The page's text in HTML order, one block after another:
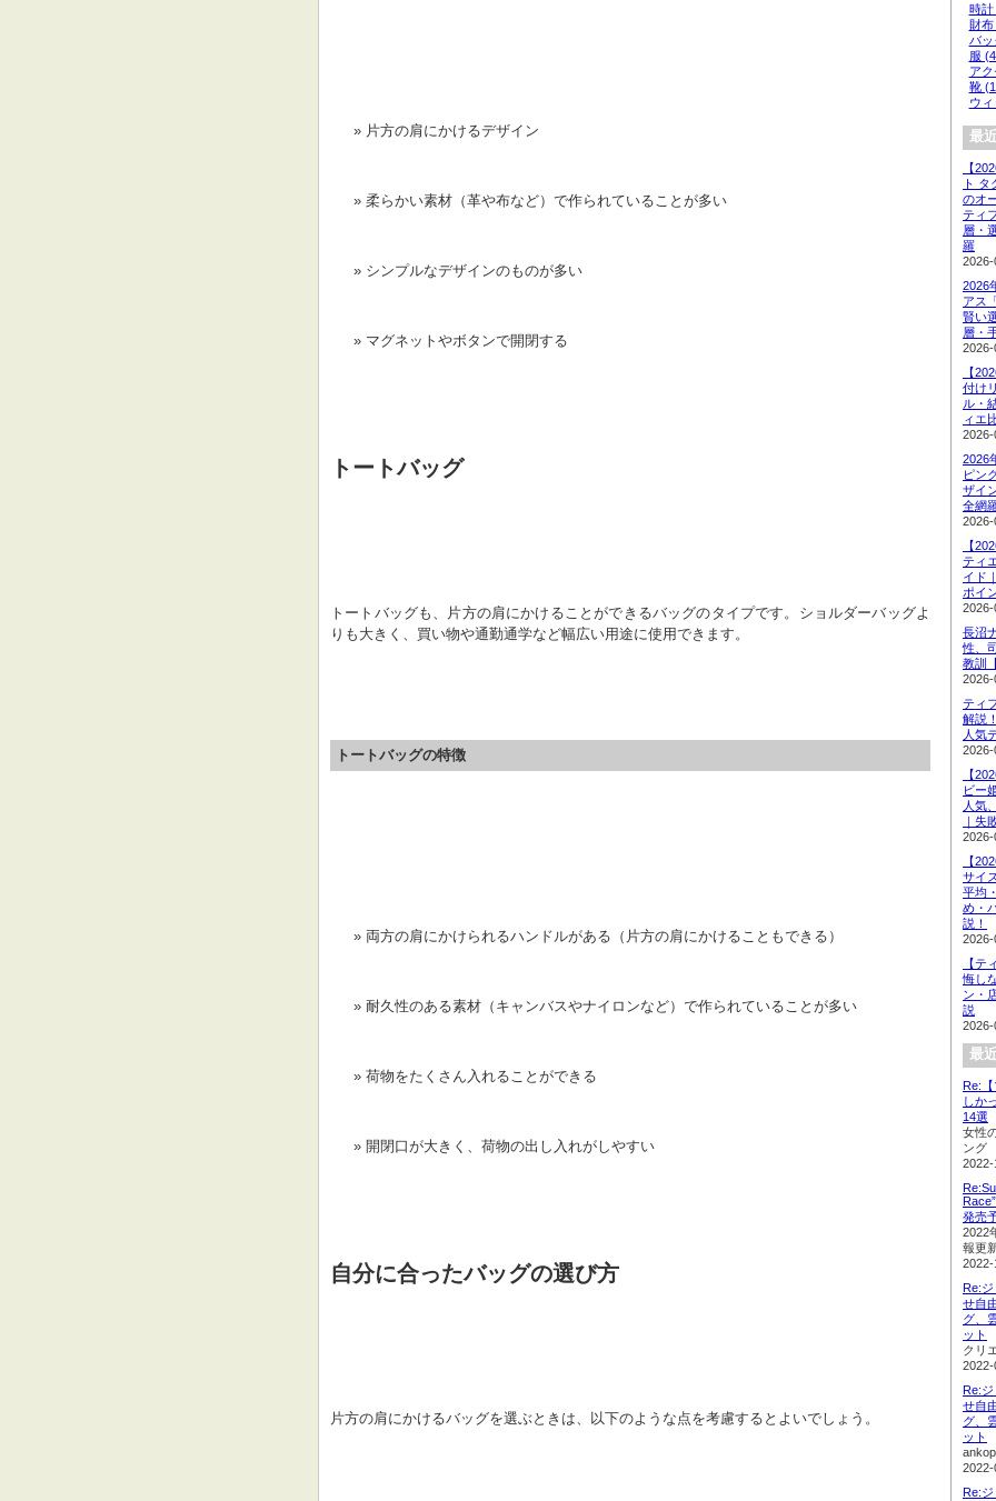
片方の肩にかけるデザイン
柔らかい素材（革や布など）で作られていることが多い
シンプルなデザインのものが多い
マグネットやボタンで開閉する
トートバッグ
トートバッグも、片方の肩にかけることができるバッグのタイプです。ショルダーバッグよ
りも大きく、買い物や通勤通学など幅広い用途に使用できます。
トートバッグの特徴
両方の肩にかけられるハンドルがある（片方の肩にかけることもできる）
耐久性のある素材（キャンバスやナイロンなど）で作られていることが多い
荷物をたくさん入れることができる
開閉口が大きく、荷物の出し入れがしやすい
自分に合ったバッグの選び方
片方の肩にかけるバッグを選ぶときは、以下のような点を考慮するとよいでしょう。
時計
財布
バッ
服
ア
靴
ウ
最
【
ト
のオ
ティ
層・
羅
2026-
2026
アス
賢い
層・
2026-
【
付け
ル・
ィエ
2026-
2026
ピン
ザイ
全網
2026-
【
ティ
イド
ポイ
2026-
長沼
性、
教訓
2026-
ティ
解説
人気
2026-
【
ビー
人気
｜失
2026-
【
サイ
平均
め・
説！
2026-
【テ
悔し
ン・
説
2026-
最
Re:
しか
14選
女性
ング
2022-
発売
2022
報更
2022-
Re:ジ
せ自
グ、
ット
クリ
2022-
Re:ジ
せ自
グ、
ット
2022-
Re:ジ